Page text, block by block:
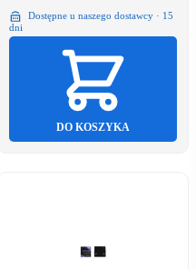
Dostępne u naszego dostawcy · 15
dni
DO KOSZYKA